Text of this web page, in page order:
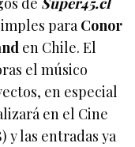
paraConor
en Chile. El
el músico
en especial
en el Cine
y las entradas ya